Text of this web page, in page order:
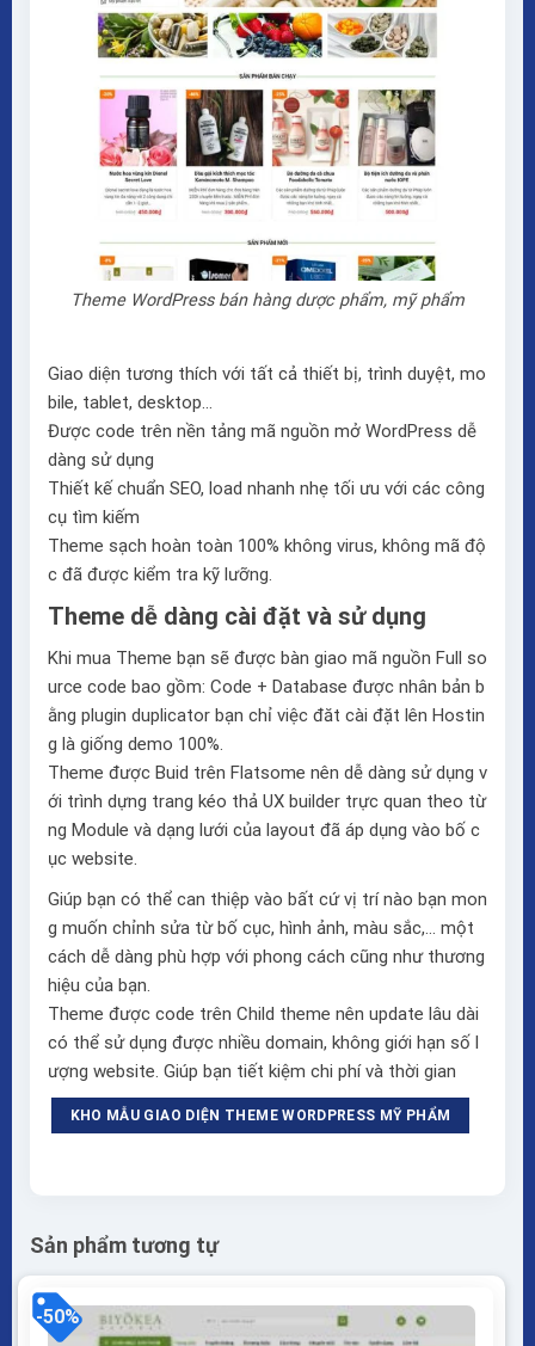
Theme WordPress bán hàng dược phẩm, mỹ phẩm
Giao diện tương thích với tất cả thiết bị, trình duyệt, mo
bile, tablet, desktop…
Được code trên nền tảng mã nguồn mở WordPress dễ
dàng sử dụng
Thiết kế chuẩn SEO, load nhanh nhẹ tối ưu với các công
cụ tìm kiếm
Theme sạch hoàn toàn 100% không virus, không mã độ
c đã được kiểm tra kỹ lưỡng.
Theme dễ dàng cài đặt và sử dụng
Khi mua Theme bạn sẽ được bàn giao mã nguồn Full so
urce code bao gồm: Code + Database được nhân bản b
ằng plugin duplicator bạn chỉ việc đăt cài đặt lên Hostin
g là giống demo 100%.
Theme được Buid trên Flatsome nên dễ dàng sử dụng v
ới trình dựng trang kéo thả UX builder trực quan theo từ
ng Module và dạng lưới của layout đã áp dụng vào bố c
ục website.
Giúp bạn có thể can thiệp vào bất cứ vị trí nào bạn mon
g muốn chỉnh sửa từ bố cục, hình ảnh, màu sắc,… một
cách dễ dàng phù hợp với phong cách cũng như thương
hiệu của bạn.
Theme được code trên Child theme nên update lâu dài
có thể sử dụng được nhiều domain, không giới hạn số l
ượng website. Giúp bạn tiết kiệm chi phí và thời gian
KHO MẪU GIAO DIỆN THEME WORDPRESS MỸ PHẨM
Sản phẩm tương tự
-50%